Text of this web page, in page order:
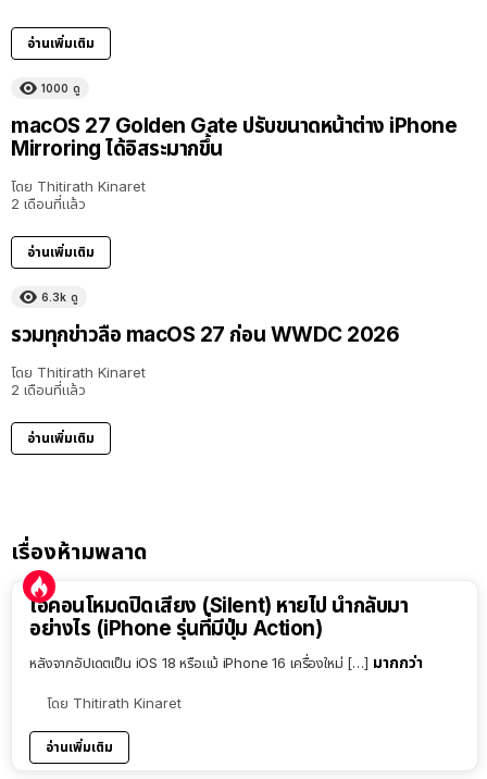
อ่านเพิ่มเติม
1000 ดู
macOS 27 Golden Gate ปรับขนาดหน้าต่าง iPhone
Mirroring ได้อิสระมากขึ้น
โดย Thitirath Kinaret
2 เดือนที่แล้ว
อ่านเพิ่มเติม
6.3k ดู
รวมทุกข่าวลือ macOS 27 ก่อน WWDC 2026
โดย Thitirath Kinaret
2 เดือนที่แล้ว
อ่านเพิ่มเติม
เรื่องห้ามพลาด
ไอคอนโหมดปิดเสียง (Silent) หายไป นำกลับมา
อย่างไร (iPhone รุ่นที่มีปุ่ม Action)
หลังจากอัปเดตเป็น iOS 18 หรือแม้ iPhone 16 เครื่องใหม่ […] มากกว่า
โดย Thitirath Kinaret
อ่านเพิ่มเติม